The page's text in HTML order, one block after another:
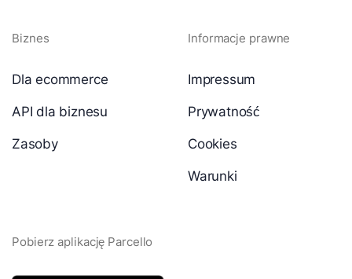
Biznes
Dla ecommerce
API dla biznesu
Zasoby
Informacje prawne
Impressum
Prywatność
Cookies
Warunki
Pobierz aplikację Parcello